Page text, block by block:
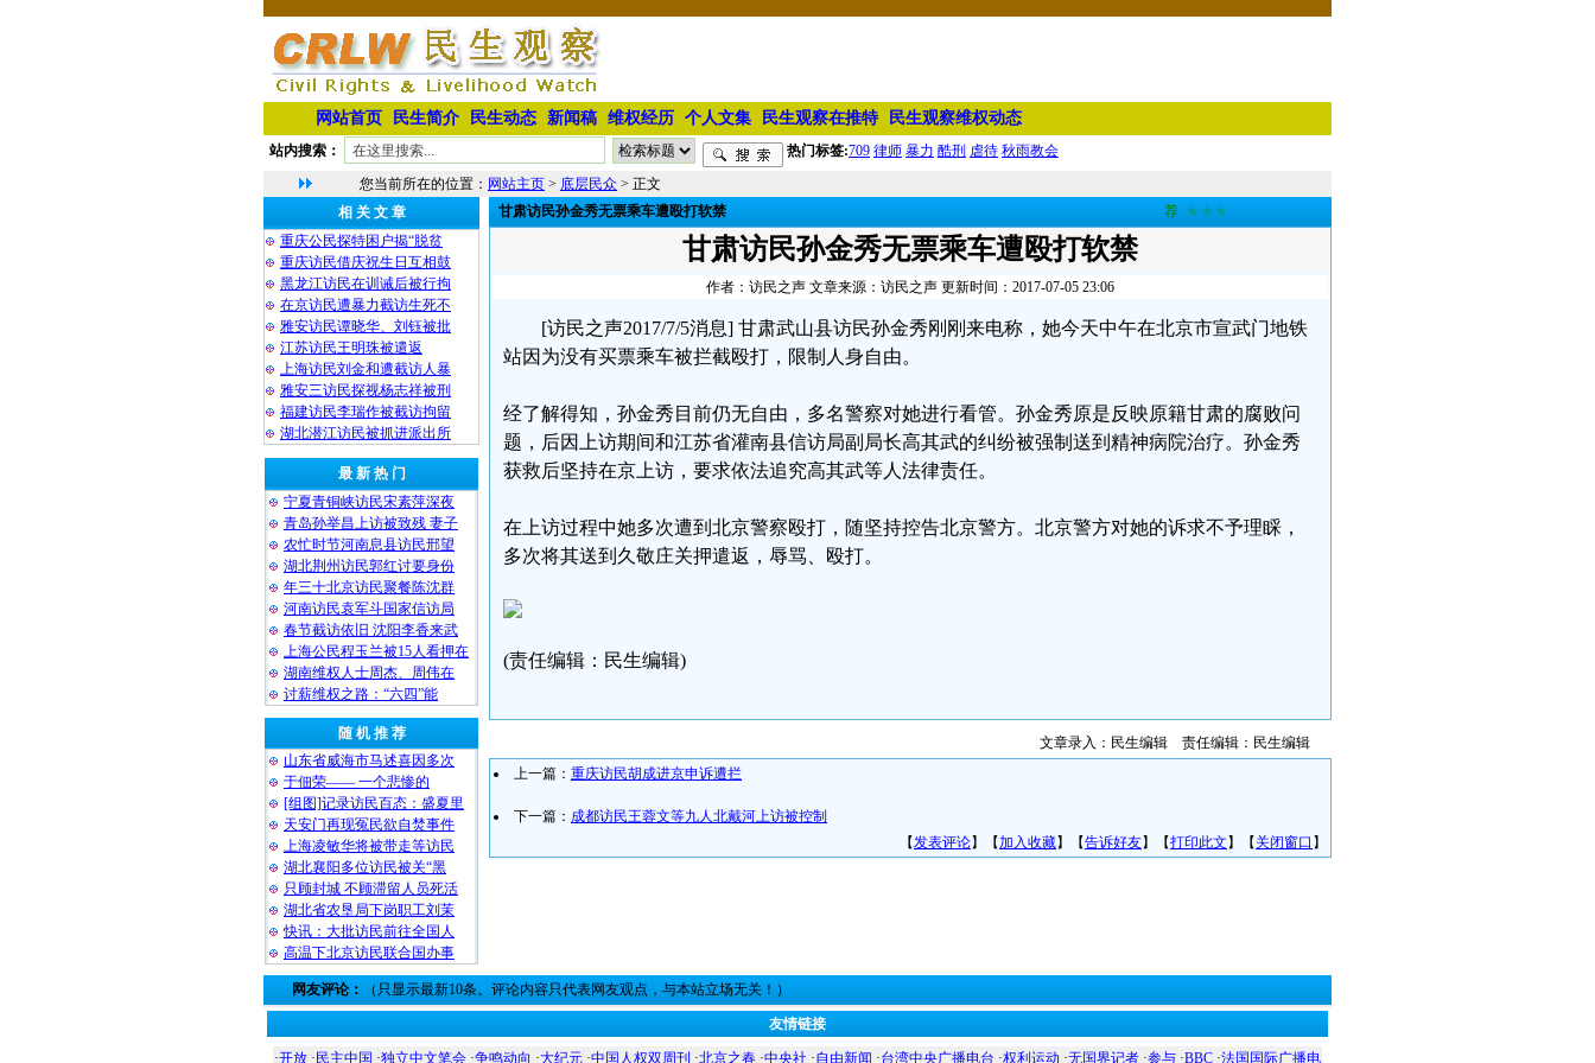
网站首页 民生简介 民生动态 新闻稿 维权经历 个人文集 民生观察在推特 民生观察维权动态
站内搜索： 热门标签:709 律师 暴力 酷刑 虐待 秋雨教会
您当前所在的位置： 网站主页 > 底层民众 > 正文
相 关 文 章
重庆公民探特困户揭“脱贫
重庆访民借庆祝生日互相鼓
黑龙江访民在训诫后被行拘
在京访民遭暴力截访生死不
雅安访民谭晓华、刘钰被批
江苏访民王明珠被遣返
上海访民刘金和遭截访人暴
雅安三访民探视杨志祥被刑
福建访民李瑞作被截访拘留
湖北潜江访民被抓进派出所
最 新 热 门
宁夏青铜峡访民宋素萍深夜
青岛孙举昌上访被致残 妻子
农忙时节河南息县访民邢望
湖北荆州访民郭红讨要身份
年三十北京访民聚餐陈沈群
河南访民袁军斗国家信访局
春节截访依旧 沈阳李香来武
上海公民程玉兰被15人看押在
湖南维权人士周杰、周伟在
讨薪维权之路：“六四”能
随 机 推 荐
山东省威海市马述喜因多次
于佃荣—— 一个悲惨的
[组图]记录访民百态：盛夏里
天安门再现冤民欲自焚事件
上海凌敏华将被带走等访民
湖北襄阳多位访民被关“黑
只顾封城 不顾滞留人员死活
湖北省农垦局下岗职工刘茉
快讯：大批访民前往全国人
高温下北京访民联合国办事
甘肃访民孙金秀无票乘车遭殴打软禁 荐 ★★★
甘肃访民孙金秀无票乘车遭殴打软禁
作者：访民之声 文章来源：访民之声 更新时间：2017-07-05 23:06
[访民之声2017/7/5消息] 甘肃武山县访民孙金秀刚刚来电称，她今天中午在北京市宣武门地铁
站因为没有买票乘车被拦截殴打，限制人身自由。
经了解得知，孙金秀目前仍无自由，多名警察对她进行看管。孙金秀原是反映原籍甘肃的腐败问
题，后因上访期间和江苏省灌南县信访局副局长高其武的纠纷被强制送到精神病院治疗。孙金秀
获救后坚持在京上访，要求依法追究高其武等人法律责任。
在上访过程中她多次遭到北京警察殴打，随坚持控告北京警方。北京警方对她的诉求不予理睬，
多次将其送到久敬庄关押遣返，辱骂、殴打。
(责任编辑：民生编辑)
文章录入：民生编辑 责任编辑：民生编辑
上一篇： 重庆访民胡成进京申诉遭拦
下一篇： 成都访民王蓉文等九人北戴河上访被控制
【发表评论】【加入收藏】【告诉好友】【打印此文 】【 关闭窗口 】
网友评论： （只显示最新10条。评论内容只代表网友观点，与本站立场无关！）
友情链接
·开放 · 民主中国 ·独立中文笔会 ·争鸣动向 ·大纪元 ·中国人权双周刊 ·北京之春 ·中央社 ·自由新闻 ·台湾中央广播电台 ·权利运动 ·无国界记者 ·参与 ·BBC ·法国国际广播电